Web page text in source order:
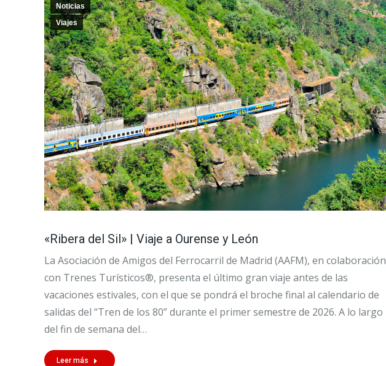
Noticias
Viajes
«Ribera del Sil» | Viaje a Ourense y León
La Asociación de Amigos del Ferrocarril de Madrid (AAFM), en colaboración
con Trenes Turísticos®, presenta el último gran viaje antes de las
vacaciones estivales, con el que se pondrá el broche final al calendario de
salidas del “Tren de los 80” durante el primer semestre de 2026. A lo largo
del fin de semana del…
Leer más